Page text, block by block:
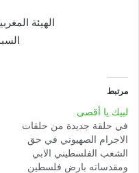
الهيئة
السبت
مرتبط
لبيك يا أقصى
في حلقة جديدة من حلقات
الاجرام الصهيوني في حق
الشعب الفلسطيني الابي
ومقدساته بارض فلسطين